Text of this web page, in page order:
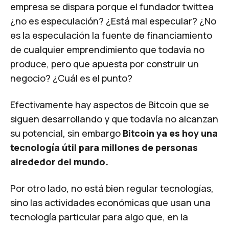
empresa se dispara porque el fundador twittea
¿no es especulación? ¿Está mal especular? ¿No
es la especulación la fuente de financiamiento
de cualquier emprendimiento que todavía no
produce, pero que apuesta por construir un
negocio? ¿Cuál es el punto?
Efectivamente hay aspectos de Bitcoin que se
siguen desarrollando y que todavía no alcanzan
su potencial, sin embargo Bitcoin ya es hoy una
tecnología útil para millones de personas
alrededor del mundo.
Por otro lado, no está bien regular tecnologías,
sino las actividades económicas que usan una
tecnología particular para algo que, en la